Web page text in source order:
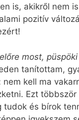
is, akikről nem
pozitív
most,
tanítottam,
nem kell ma
Ezt
tudok és bírok